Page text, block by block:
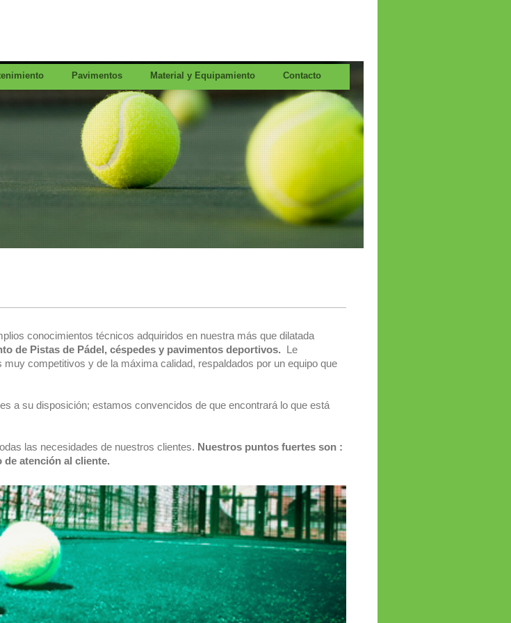
Pavimentos Material y Equipamiento Contacto
conocimientos técnicos adquiridos en nuestra más que dilatada
de Pistas de Pádel, céspedes y pavimentos deportivos. Le
competitivos y de la máxima calidad, respaldados por un equipo que
a su disposición; estamos convencidos de que encontrará lo que está
las necesidades de nuestros clientes. Nuestros puntos fuertes son :
atención al cliente.